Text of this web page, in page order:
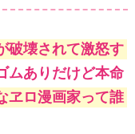
破壊されて激怒す
ムありだけど本命
ヱロ漫画家って誰